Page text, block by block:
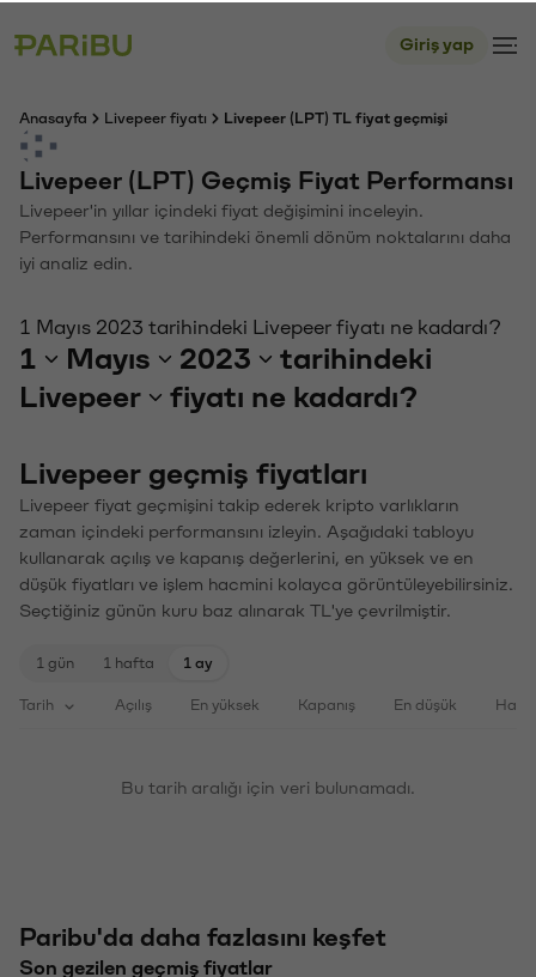
Giriş yap
Anasayfa Livepeer fiyatı Livepeer (LPT) TL fiyat geçmişi
Livepeer (LPT) Geçmiş Fiyat Performansı
Livepeer'in yıllar içindeki fiyat değişimini inceleyin.
Performansını ve tarihindeki önemli dönüm noktalarını daha
iyi analiz edin.
1 Mayıs 2023 tarihindeki Livepeer fiyatı ne kadardı?
1 Mayıs 2023
tarihindeki
Livepeer
fiyatı ne kadardı?
Livepeer geçmiş fiyatları
Livepeer fiyat geçmişini takip ederek kripto varlıkların
zaman içindeki performansını izleyin. Aşağıdaki tabloyu
kullanarak açılış ve kapanış değerlerini, en yüksek ve en
düşük fiyatları ve işlem hacmini kolayca görüntüleyebilirsiniz.
Seçtiğiniz günün kuru baz alınarak TL'ye çevrilmiştir.
1 gün 1 hafta 1 ay
Tarih Açılış En yüksek Kapanış En düşük
Bu tarih aralığı için veri bulunamadı.
Paribu'da daha fazlasını keşfet
Son gezilen geçmiş fiyatlar